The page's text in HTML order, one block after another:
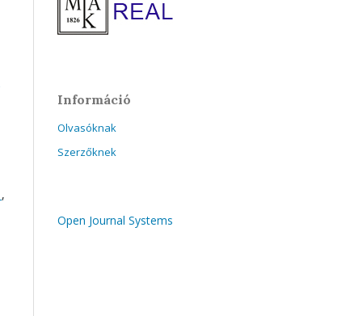
,
Információ
Olvasóknak
Szerzőknek
Open Journal Systems